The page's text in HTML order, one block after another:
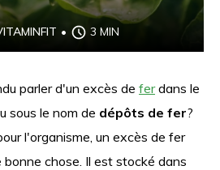
• 3 MIN
parler d'un excès de ferdans le
sous le nom de dépôts de fer?
l'organisme, un excès de fer
chose. Il est stocké dans